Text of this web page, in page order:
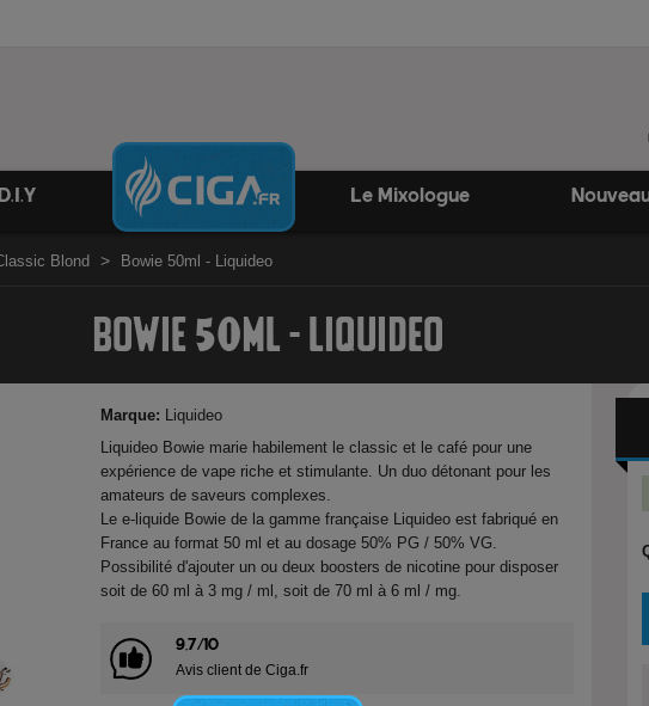
Le Mixologue
Blond Bowie 50ml - Liquideo
BOWIE 50ML - LIQUIDEO
Marque: Liquideo
Liquideo Bowie marie habilement le classic et le café pour une
expérience de vape riche et stimulante. Un duo détonant pour les
amateurs de saveurs complexes.
Le e-liquide Bowie de la gamme française Liquideo est fabriqué en
France au format 50 ml et au dosage 50% PG / 50% VG.
Possibilité d'ajouter un ou deux boosters de nicotine pour disposer
soit de 60 ml à 3 mg / ml, soit de 70 ml à 6 ml / mg.
9.7/10
Avis client de Ciga.fr